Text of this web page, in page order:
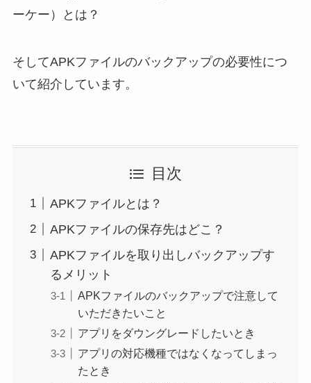
ーケー）とは？
そしてAPKファイルのバックアップの必要性につ
いて紹介しています。
目次
APKファイルとは？
APKファイルの保存先はどこ？
APKファイルを取り出しバックアップす
るメリット
APKファイルのバックアップで注意して
いただきたいこと
アプリをダウングレードしたいとき
アプリの対応機種ではなくなってしまっ
たとき